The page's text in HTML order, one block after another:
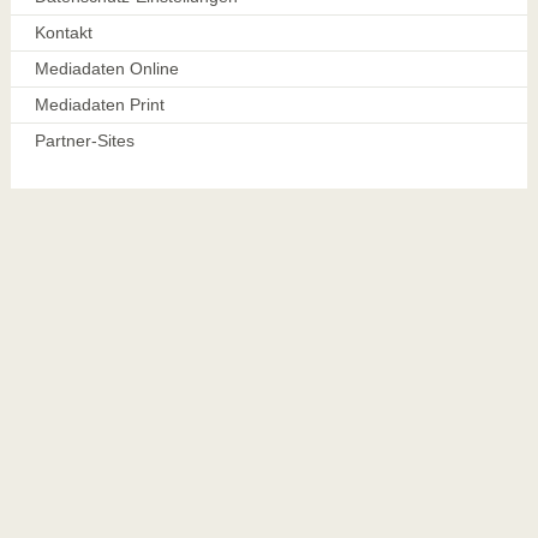
Kontakt
Mediadaten Online
Mediadaten Print
Partner-Sites